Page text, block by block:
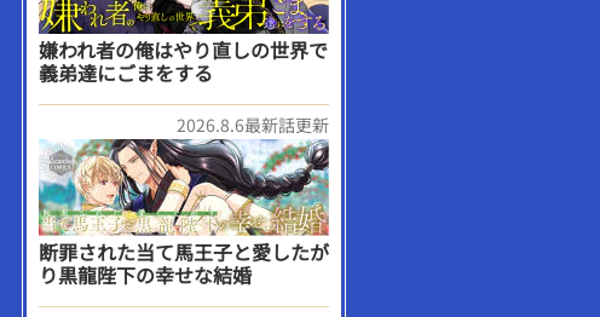
嫌われ者の俺はやり直しの世界で
義弟達にごまをする
2026.8.6最新話更新
断罪された当て馬王子と愛したが
り黒龍陛下の幸せな結婚